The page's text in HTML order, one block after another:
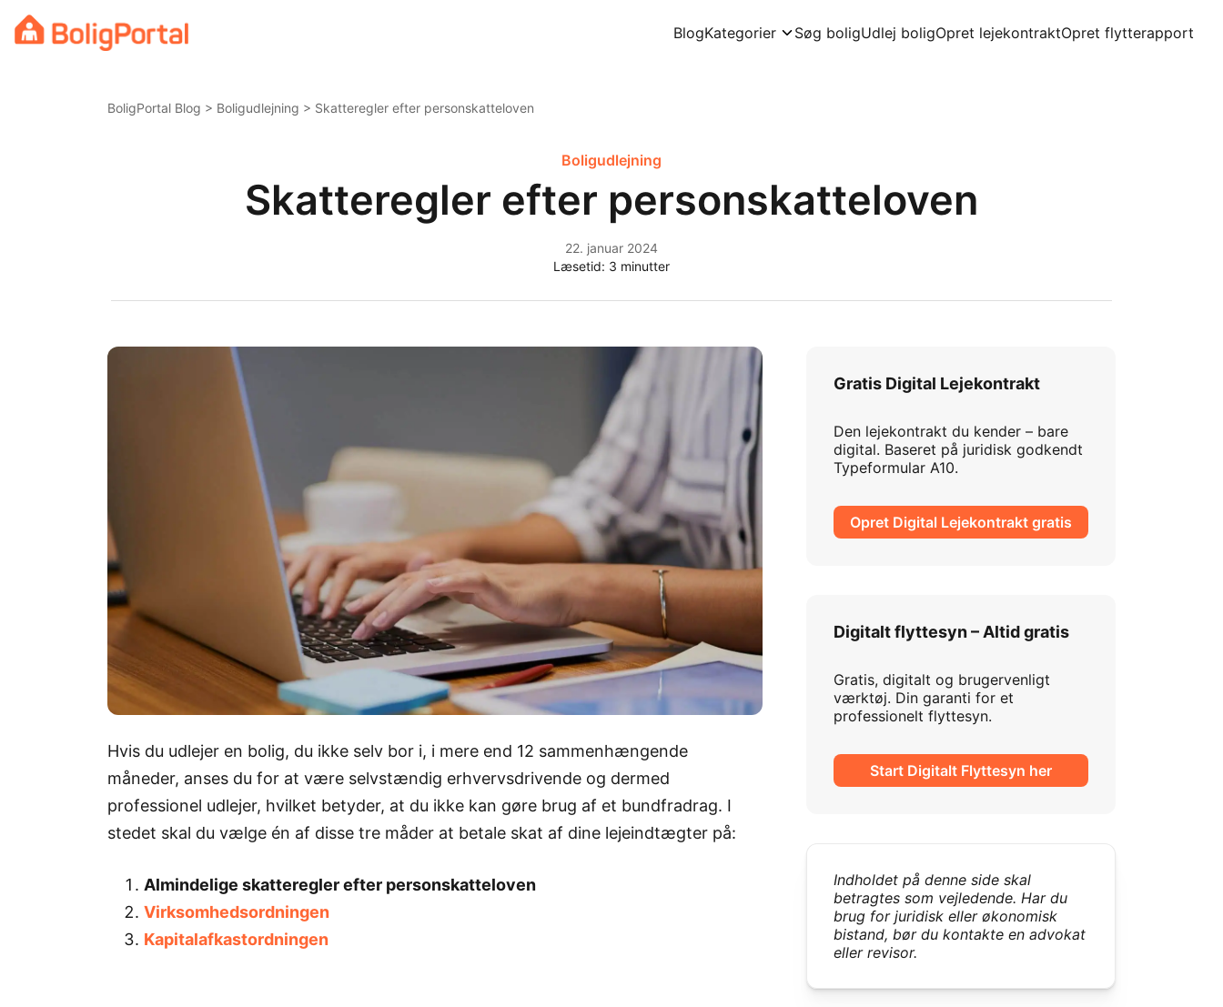
Skip
to
BlogKategorier Søg boligUdlej boligOpret lejekontraktOpret flytterapport
BoligPortal Blog > Boligudlejning > Skatteregler efter personskatteloven
Boligudlejning
Skatteregler efter personskatteloven
22. januar 2024
Læsetid: 3 minutter
Hvis du udlejer en bolig, du ikke selv bor i, i mere end 12 sammenhængende
måneder, anses du for at være selvstændig erhvervsdrivende og dermed
professionel udlejer, hvilket betyder, at du ikke kan gøre brug af et bundfradrag. I
stedet skal du vælge én af disse tre måder at betale skat af dine lejeindtægter på:
Almindelige skatteregler efter personskatteloven
Virksomhedsordningen
Kapitalafkastordningen
Gratis Digital Lejekontrakt
Den lejekontrakt du kender – bare
digital. Baseret på juridisk godkendt
Typeformular A10.
Opret Digital Lejekontrakt gratis
Digitalt flyttesyn – Altid gratis
Gratis, digitalt og brugervenligt
værktøj. Din garanti for et
professionelt flyttesyn.
Start Digitalt Flyttesyn her
Indholdet på denne side skal
betragtes som vejledende. Har du
brug for juridisk eller økonomisk
bistand, bør du kontakte en advokat
eller revisor.